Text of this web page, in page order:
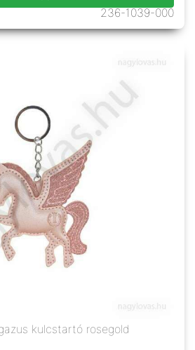
236-1039-000
kulcstartó rosegold